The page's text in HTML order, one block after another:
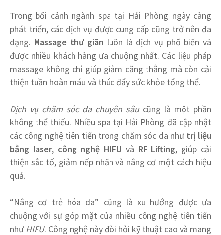
Trong bối cảnh ngành spa tại Hải Phòng ngày càng
phát triển, các dịch vụ được cung cấp cũng trở nên đa
dạng. Massage thư giãn luôn là dịch vụ phổ biến và
được nhiều khách hàng ưa chuộng nhất. Các liệu pháp
massage không chỉ giúp giảm căng thẳng mà còn cải
thiện tuần hoàn máu và thúc đẩy sức khỏe tổng thể.
Dịch vụ chăm sóc da chuyên sâucũng là một phần
không thể thiếu. Nhiều spa tại Hải Phòng đã cập nhật
các công nghệ tiên tiến trong chăm sóc da như trị liệu
bằng laser, công nghệ HIFU và RF Lifting, giúp cải
thiện sắc tố, giảm nếp nhăn và nâng cơ một cách hiệu
quả.
“Nâng cơ trẻ hóa da” cũng là xu hướng được ưa
chuộng với sự góp mặt của nhiều công nghệ tiên tiến
như HIFU. Công nghệ này đòi hỏi kỹ thuật cao và mang